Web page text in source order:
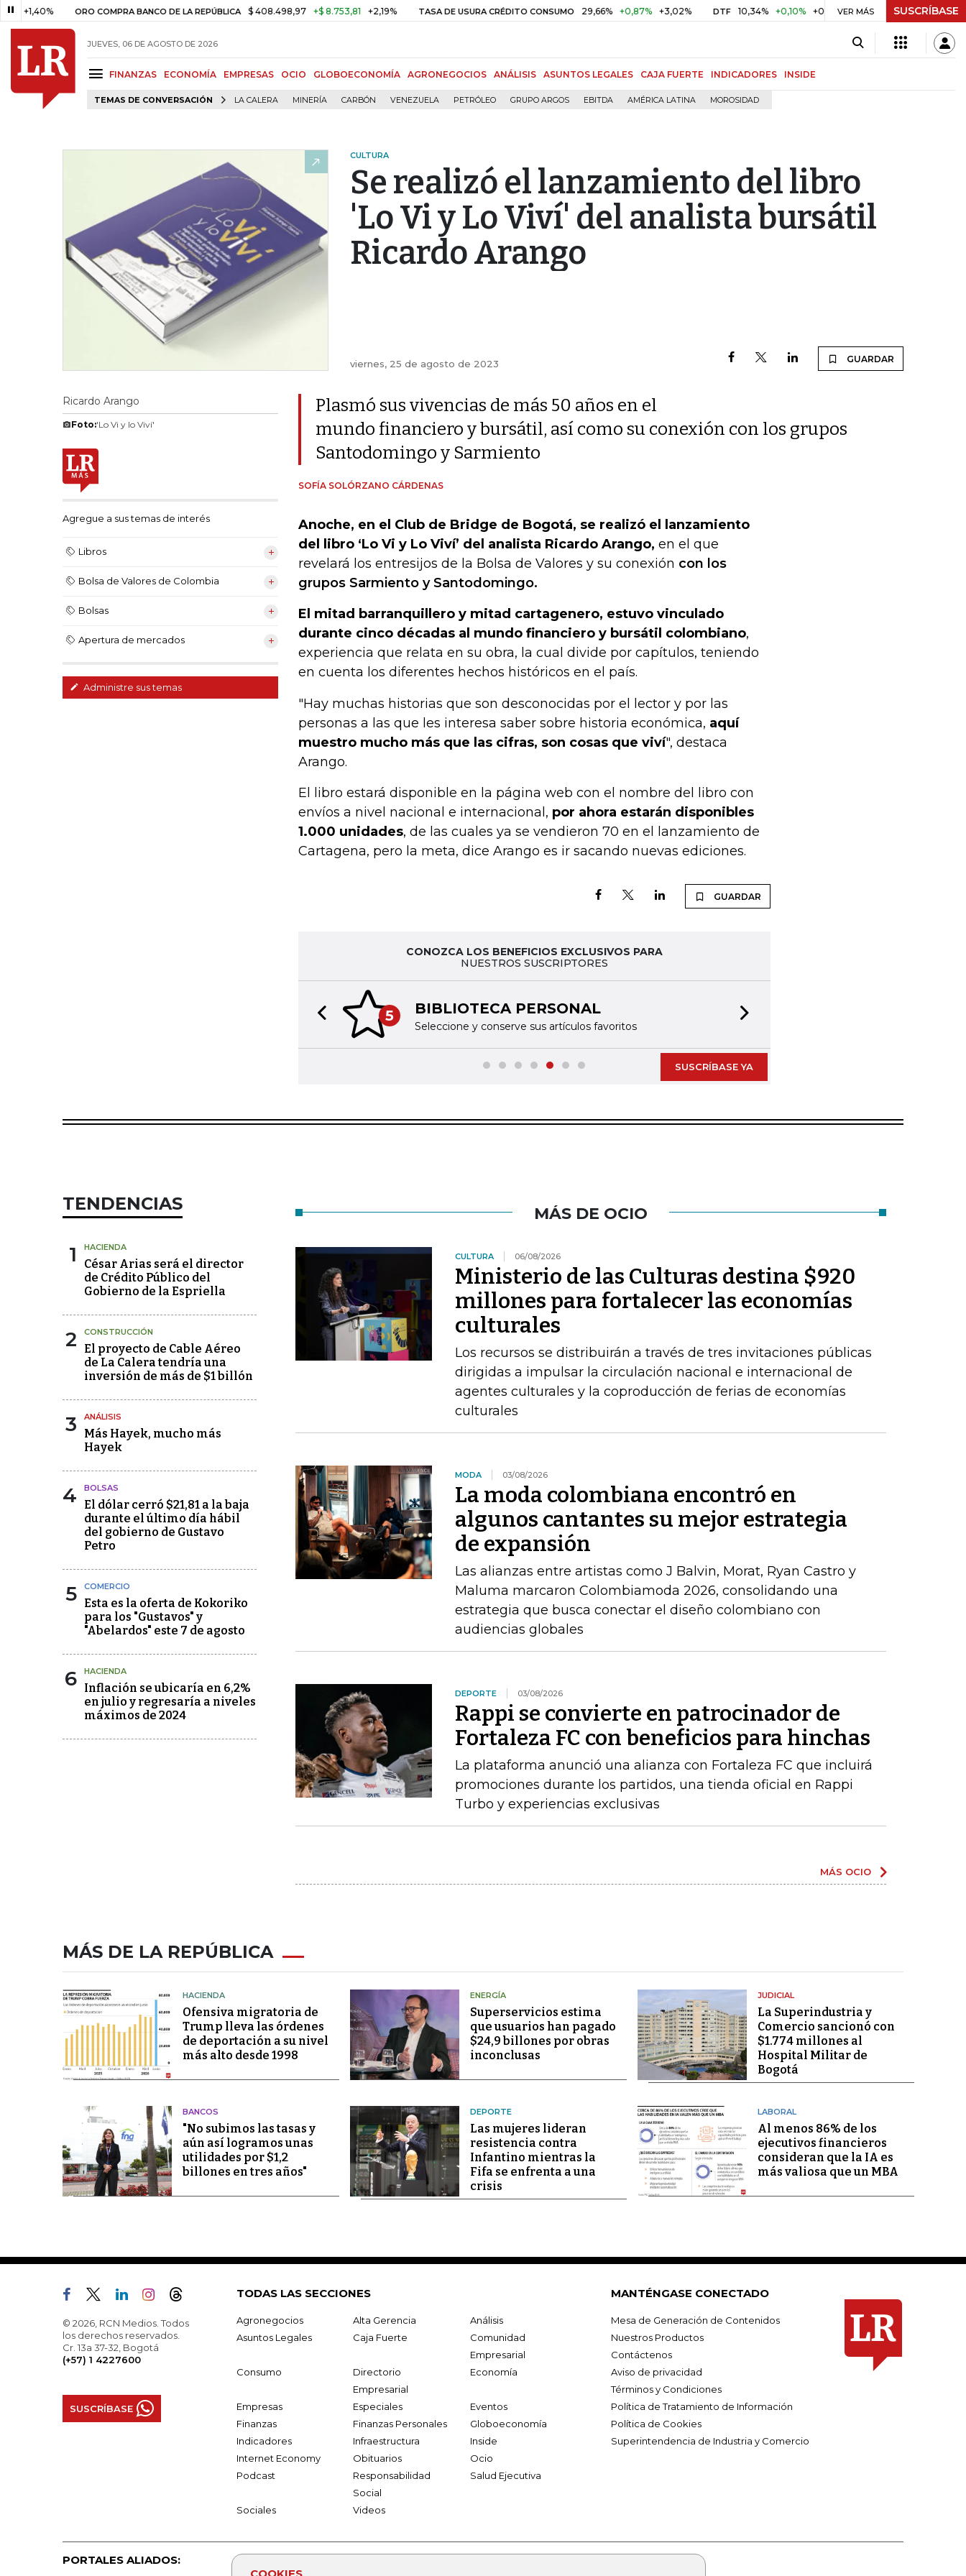
ORO COMPRA BANCO DE LA REPÚBLICA $ 408.498,97 +$ 8.753,81 +2,19% TASA DE USURA CRÉDITO CONSUMO 29,66% +0,87% +3,02% DTF 10,34% +0,10% +0,98% UVR $ 416,86 +$ 0,05
VER MÁS SUSCRÍBASE
JUEVES, 06 DE AGOSTO DE 2026
FINANZAS ECONOMÍA EMPRESAS OCIO GLOBOECONOMÍA AGRONEGOCIOS ANÁLISIS ASUNTOS LEGALES CAJA FUERTE INDICADORES INSIDE
TEMAS DE CONVERSACIÓN LA CALERA MINERÍA CARBÓN VENEZUELA PETRÓLEO GRUPO ARGOS EBITDA AMÉRICA LATINA MOROSIDAD
CULTURA
Se realizó el lanzamiento del libro
'Lo Vi y Lo Viví' del analista bursátil
Ricardo Arango
viernes, 25 de agosto de 2023 GUARDAR
Ricardo Arango
Foto:'Lo Vi y lo Viví'
Agregue a sus temas de interés
Libros
Bolsa de Valores de Colombia
Bolsas
Apertura de mercados
Administre sus temas
Plasmó sus vivencias de más 50 años en el
mundo financiero y bursátil, así como su conexión con los grupos
Santodomingo y Sarmiento
SOFÍA SOLÓRZANO CÁRDENAS
Anoche, en el Club de Bridge de Bogotá, se realizó el lanzamiento
del libro ‘Lo Vi y Lo Viví’ del analista Ricardo Arango, en el que
revelará los entresijos de la Bolsa de Valores y su conexión con los
grupos Sarmiento y Santodomingo.
El mitad barranquillero y mitad cartagenero, estuvo vinculado
durante cinco décadas al mundo financiero y bursátil colombiano,
experiencia que relata en su obra, la cual divide por capítulos, teniendo
en cuenta los diferentes hechos históricos en el país.
"Hay muchas historias que son desconocidas por el lector y por las
personas a las que les interesa saber sobre historia económica, aquí
muestro mucho más que las cifras, son cosas que viví", destaca
Arango.
El libro estará disponible en la página web con el nombre del libro con
envíos a nivel nacional e internacional, por ahora estarán disponibles
1.000 unidades, de las cuales ya se vendieron 70 en el lanzamiento de
Cartagena, pero la meta, dice Arango es ir sacando nuevas ediciones.
GUARDAR
CONOZCA LOS BENEFICIOS EXCLUSIVOS PARA
NUESTROS SUSCRIPTORES
5 BIBLIOTECA PERSONAL
Seleccione y conserve sus artículos favoritos
Previous slide
SUSCRÍBASE YA
TENDENCIAS
1 HACIENDA
César Arias será el director
de Crédito Público del
Gobierno de la Espriella
2 CONSTRUCCIÓN
El proyecto de Cable Aéreo
de La Calera tendría una
inversión de más de $1 billón
3 ANÁLISIS
Más Hayek, mucho más
Hayek
4 BOLSAS
El dólar cerró $21,81 a la baja
durante el último día hábil
del gobierno de Gustavo
Petro
5 COMERCIO
Esta es la oferta de Kokoriko
para los "Gustavos" y
"Abelardos" este 7 de agosto
6 HACIENDA
Inflación se ubicaría en 6,2%
en julio y regresaría a niveles
máximos de 2024
MÁS DE OCIO
CULTURA 06/08/2026
Ministerio de las Culturas destina $920
millones para fortalecer las economías
culturales
Los recursos se distribuirán a través de tres invitaciones públicas
dirigidas a impulsar la circulación nacional e internacional de
agentes culturales y la coproducción de ferias de economías
culturales
MODA 03/08/2026
La moda colombiana encontró en
algunos cantantes su mejor estrategia
de expansión
Las alianzas entre artistas como J Balvin, Morat, Ryan Castro y
Maluma marcaron Colombiamoda 2026, consolidando una
estrategia que busca conectar el diseño colombiano con
audiencias globales
DEPORTE 03/08/2026
Rappi se convierte en patrocinador de
Fortaleza FC con beneficios para hinchas
La plataforma anunció una alianza con Fortaleza FC que incluirá
promociones durante los partidos, una tienda oficial en Rappi
Turbo y experiencias exclusivas
MÁS OCIO
MÁS DE LA REPÚBLICA
HACIENDA
Ofensiva migratoria de
Trump lleva las órdenes
de deportación a su nivel
más alto desde 1998
ENERGÍA
Superservicios estima
que usuarios han pagado
$24,9 billones por obras
inconclusas
JUDICIAL
La Superindustria y
Comercio sancionó con
$1.774 millones al
Hospital Militar de
Bogotá
BANCOS
"No subimos las tasas y
aún así logramos unas
utilidades por $1,2
billones en tres años"
DEPORTE
Las mujeres lideran
resistencia contra
Infantino mientras la
Fifa se enfrenta a una
crisis
LABORAL
Al menos 86% de los
ejecutivos financieros
consideran que la IA es
más valiosa que un MBA
© 2026, RCN Medios. Todos
los derechos reservados.
Cr. 13a 37-32, Bogotá
(+57) 1 4227600
SUSCRÍBASE
TODAS LAS SECCIONES
Agronegocios Alta Gerencia
Análisis
Asuntos Legales
Caja Fuerte
Comunidad
Empresarial
Consumo
Directorio
Empresarial
Economía
Empresas Especiales
Eventos
Finanzas
Finanzas Personales
Globoeconomía
Indicadores
Infraestructura
Inside
Internet Economy
Obituarios
Ocio
Podcast
Responsabilidad
Social
Salud Ejecutiva
Sociales Videos
MANTÉNGASE CONECTADO
Mesa de Generación de Contenidos
Nuestros Productos
Contáctenos
Aviso de privacidad
Términos y Condiciones
Política de Tratamiento de Información
Política de Cookies
Superintendencia de Industria y Comercio
PORTALES ALIADOS: